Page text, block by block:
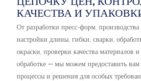
КАЧЕСТВА И
От разработки пресс-форм,
настройки длины, гибки, сварки,
окраски, проверки качества материалов
обработке — мы можем предоставить
процессы и решения для особых